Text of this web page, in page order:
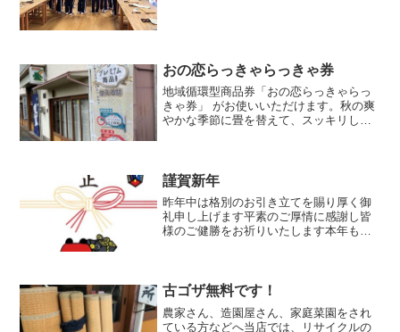
おの恋らっきゃらっきゃ券
地域循環型商品券「おの恋らっきゃらっ
きゃ券」 がお使いいただけます。秋の爽
やかな季節に畳を替えて、スッキリした
謹賀新年
昨年中は格別のお引き立てを賜り厚く御
礼申し上げます平素のご厚情に感謝し皆
様のご健勝をお祈りいたします本年も変
古ゴザ無料です！
農家さん、造園屋さん、家庭菜園をされ
ている方などへ当店では、リサイクルの